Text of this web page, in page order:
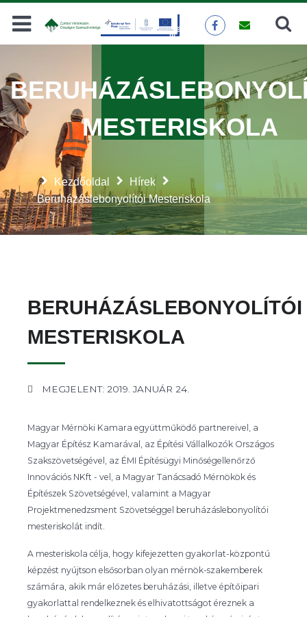
Keresés
Kezdőoldal
Hírek
Beruházáslebonyolítói Mesteriskola
MESTERISKOLA
BERUHÁZÁSLEBONYOLÍTÓI
MESTERISKOLA
MEGJELENT: 2019. JANUÁR 24.
Magyar Mérnöki Kamara együttműködő partnereivel, a
Magyar Építész Kamarával, az Építési Vállalkozók Országos
Szakszövetségével, az ÉMI Építésügyi Minőségellenőrző
Innovációs NKft - vel, a Magyar Tanácsadó Mérnökök és
Építészek Szövetségével, valamint a Magyar
Projektmenedzsment Szövetséggel beruházáslebonyolítói
mesteriskolát indít.
A mesteriskola célja, hogy kifejezetten gyakorlat-központú
képzést nyújtson elsősorban olyan mérnök-szakemberek
számára, akik már előzetes beruházási, illetve építőipari
gyakorlattal rendelkeznek és elhivatottságot éreznek a